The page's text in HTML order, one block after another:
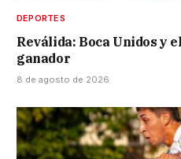
DEPORTES
Reválida: Boca Unidos y
ganador
8 de agosto de 2026